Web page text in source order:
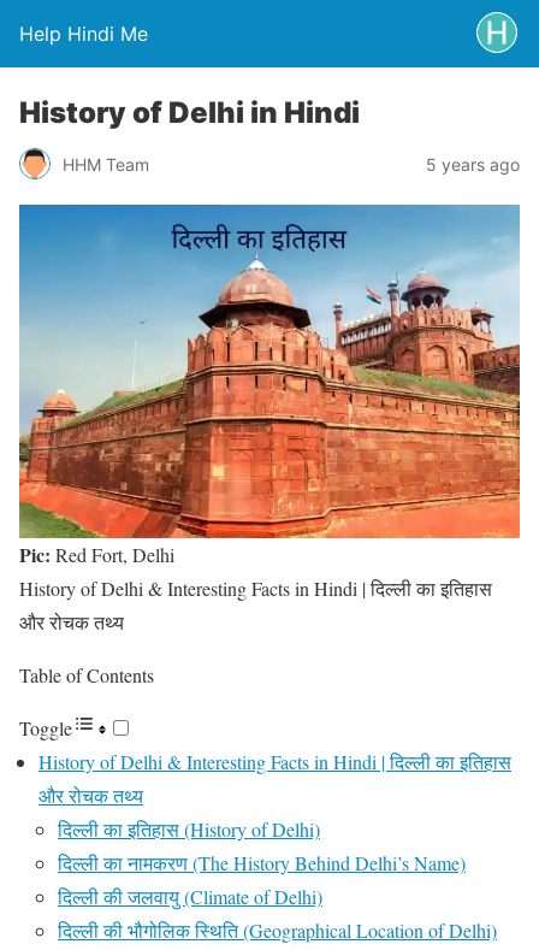
Help Hindi Me
History of Delhi in Hindi
HHM Team 5 years ago
Pic: Red Fort, Delhi
History of Delhi & Interesting Facts in Hindi | दिल्ली का इतिहास
और रोचक तथ्य
Table of Contents
Toggle
History of Delhi & Interesting Facts in Hindi | दिल्ली का इतिहास
और रोचक तथ्य
दिल्ली का इतिहास (History of Delhi)
दिल्ली का नामकरण (The History Behind Delhi’s Name)
दिल्ली की जलवायु (Climate of Delhi)
दिल्ली की भौगोलिक स्थिति (Geographical Location of Delhi)